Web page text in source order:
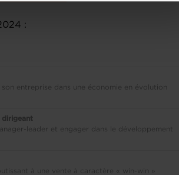
:
entreprise dans une économie en évolution
dirigeant
leader et engager dans le développement
à une vente à caractère « win-win »